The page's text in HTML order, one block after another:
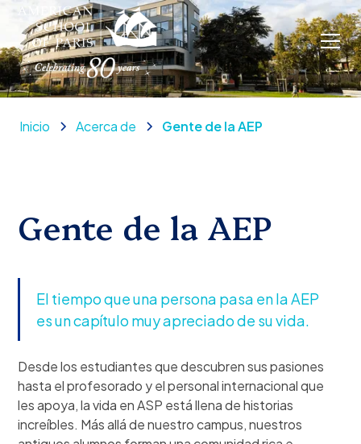
Inicio Acerca de Gente de la AEP
Gente de la AEP
El tiempo que una persona pasa en la AEP
es un capítulo muy apreciado de su vida.
Desde los estudiantes que descubren sus pasiones
hasta el profesorado y el personal internacional que
les apoya, la vida en ASP está llena de historias
increíbles. Más allá de nuestro campus, nuestros